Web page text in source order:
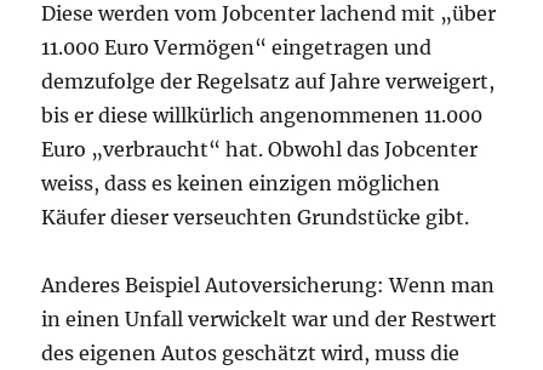
Diese werden vom Jobcenter lachend mit „über
11.000 Euro Vermögen“ eingetragen und
demzufolge der Regelsatz auf Jahre verweigert,
bis er diese willkürlich angenommenen 11.000
Euro „verbraucht“ hat. Obwohl das Jobcenter
weiss, dass es keinen einzigen möglichen
Käufer dieser verseuchten Grundstücke gibt.
Anderes Beispiel Autoversicherung: Wenn man
in einen Unfall verwickelt war und der Restwert
des eigenen Autos geschätzt wird, muss die